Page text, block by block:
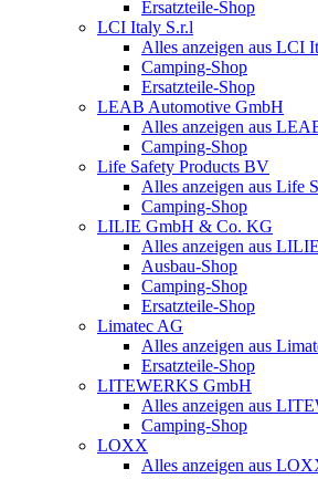
Ersatzteile-Shop
LCI Italy S.r.l
Alles anzeigen aus LCI
Camping-Shop
Ersatzteile-Shop
LEAB Automotive GmbH
Alles anzeigen aus
Camping-Shop
Life Safety Products BV
Alles anzeigen aus Life
Camping-Shop
LILIE GmbH & Co. KG
Alles anzeigen aus
Ausbau-Shop
Camping-Shop
Ersatzteile-Shop
Limatec AG
Alles anzeigen aus
Ersatzteile-Shop
LITEWERKS GmbH
Alles anzeigen aus
Camping-Shop
LOXX
Alles anzeigen aus